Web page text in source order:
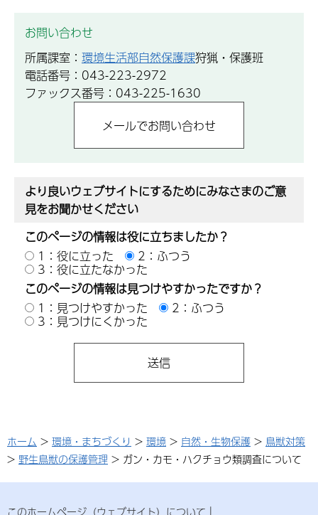
お問い合わせ
所属課室： 環境生活部自然保護課狩猟・保護班
電話番号：043-223-2972
ファックス番号：043-225-1630
より良いウェブサイトにするためにみなさまのご意
見をお聞かせください
このページの情報は役に立ちましたか？
1：役に立った
2：ふつう
3：役に立たなかった
このページの情報は見つけやすかったですか？
1：見つけやすかった
2：ふつう
3：見つけにくかった
ホーム > 環境・まちづくり > 環境 > 自然・生物保護 > 鳥獣対策
> 野生鳥獣の保護管理 > ガン・カモ・ハクチョウ類調査について
このホームページ（ウェブサイト）について